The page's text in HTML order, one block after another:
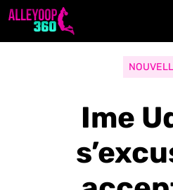
Aller
Ime